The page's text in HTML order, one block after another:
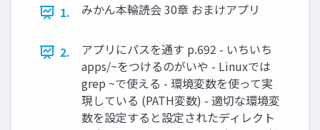
1.
みかん本輪読会 30章 おまけアプリ
2.
アプリにパスを通す p.692 - いちいち
apps/~をつけるのがいや - Linuxでは
grep ~で使える - 環境変数を使って実
現している (PATH変数) - 適切な環境変
数を設定すると設定されたディレクト